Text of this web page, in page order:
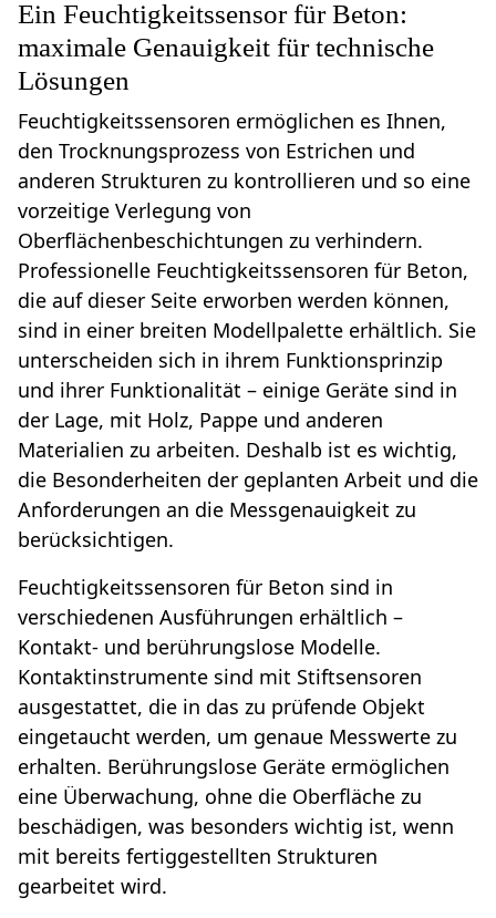
Ein Feuchtigkeitssensor für Beton:
maximale Genauigkeit für technische
Lösungen
Feuchtigkeitssensoren ermöglichen es Ihnen,
den Trocknungsprozess von Estrichen und
anderen Strukturen zu kontrollieren und so eine
vorzeitige Verlegung von
Oberflächenbeschichtungen zu verhindern.
Professionelle Feuchtigkeitssensoren für Beton,
die auf dieser Seite erworben werden können,
sind in einer breiten Modellpalette erhältlich. Sie
unterscheiden sich in ihrem Funktionsprinzip
und ihrer Funktionalität – einige Geräte sind in
der Lage, mit Holz, Pappe und anderen
Materialien zu arbeiten. Deshalb ist es wichtig,
die Besonderheiten der geplanten Arbeit und die
Anforderungen an die Messgenauigkeit zu
berücksichtigen.
Feuchtigkeitssensoren für Beton sind in
verschiedenen Ausführungen erhältlich –
Kontakt- und berührungslose Modelle.
Kontaktinstrumente sind mit Stiftsensoren
ausgestattet, die in das zu prüfende Objekt
eingetaucht werden, um genaue Messwerte zu
erhalten. Berührungslose Geräte ermöglichen
eine Überwachung, ohne die Oberfläche zu
beschädigen, was besonders wichtig ist, wenn
mit bereits fertiggestellten Strukturen
gearbeitet wird.